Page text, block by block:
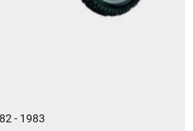
- 1983